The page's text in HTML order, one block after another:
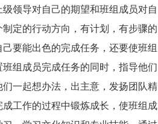
领导对自己的期望和班组成员对自
定的行动方向，有计划，有步骤的
要能出色的完成任务，还要使班组
组成员完成任务的同时，指导他们
一起想办法，出主意，发扬团队精
工作的过程中锻炼成长，使班组成